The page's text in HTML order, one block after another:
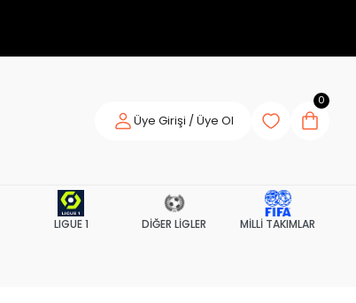
Üye Girişi / Üye Ol
0
LIGUE 1 DİĞER LİGLER MİLLİ TAKIMLAR